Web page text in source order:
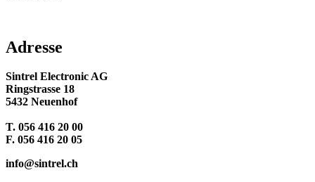
Adresse
Sintrel Electronic AG
Ringstrasse 18
5432 Neuenhof
T. 056 416 20 00
F. 056 416 20 05
info@sintrel.ch